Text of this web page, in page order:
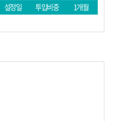
설정일 투입비중
1개월